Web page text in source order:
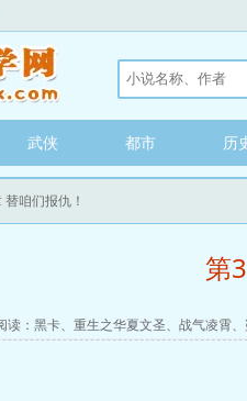
武侠 都市 历
咱们报仇！
第
读： 黑卡、 重生之华夏文圣、 战气凌霄、